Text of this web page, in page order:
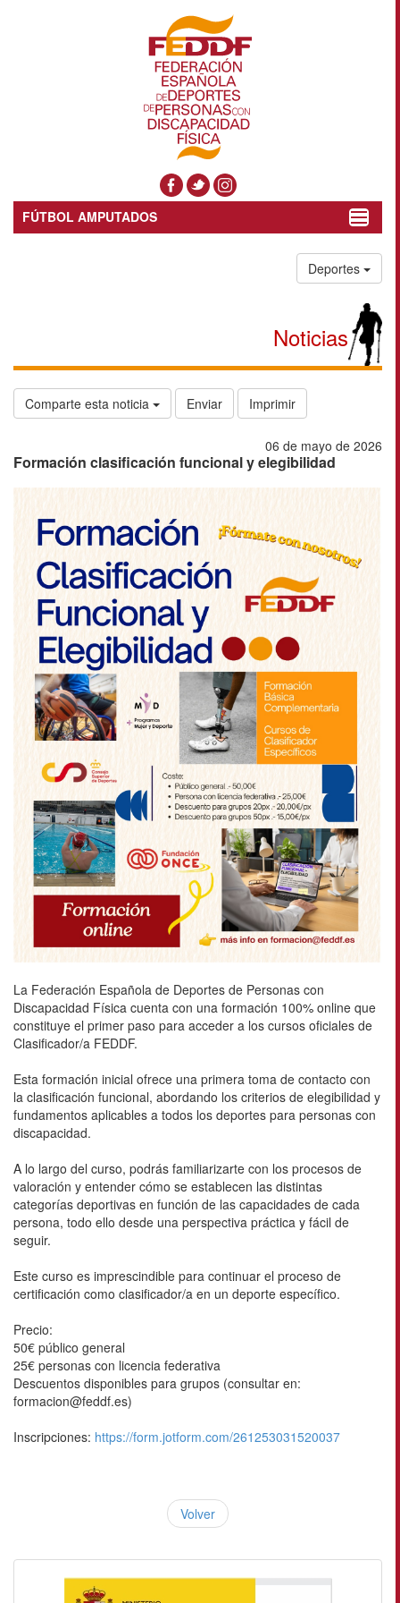
FÚTBOL AMPUTADOS
Toggle
Deportes
Noticias
Comparte esta noticia Enviar Imprimir
06 de mayo de 2026
Formación clasificación funcional y elegibilidad
La Federación Española de Deportes de Personas con
Discapacidad Física cuenta con una formación 100% online que
constituye el primer paso para acceder a los cursos oficiales de
Clasificador/a FEDDF.
Esta formación inicial ofrece una primera toma de contacto con
la clasificación funcional, abordando los criterios de elegibilidad y
fundamentos aplicables a todos los deportes para personas con
discapacidad.
A lo largo del curso, podrás familiarizarte con los procesos de
valoración y entender cómo se establecen las distintas
categorías deportivas en función de las capacidades de cada
persona, todo ello desde una perspectiva práctica y fácil de
seguir.
Este curso es imprescindible para continuar el proceso de
certificación como clasificador/a en un deporte específico.
Precio:
50€ público general
25€ personas con licencia federativa
Descuentos disponibles para grupos (consultar en:
formacion@feddf.es)
Inscripciones: https://form.jotform.com/261253031520037
Volver